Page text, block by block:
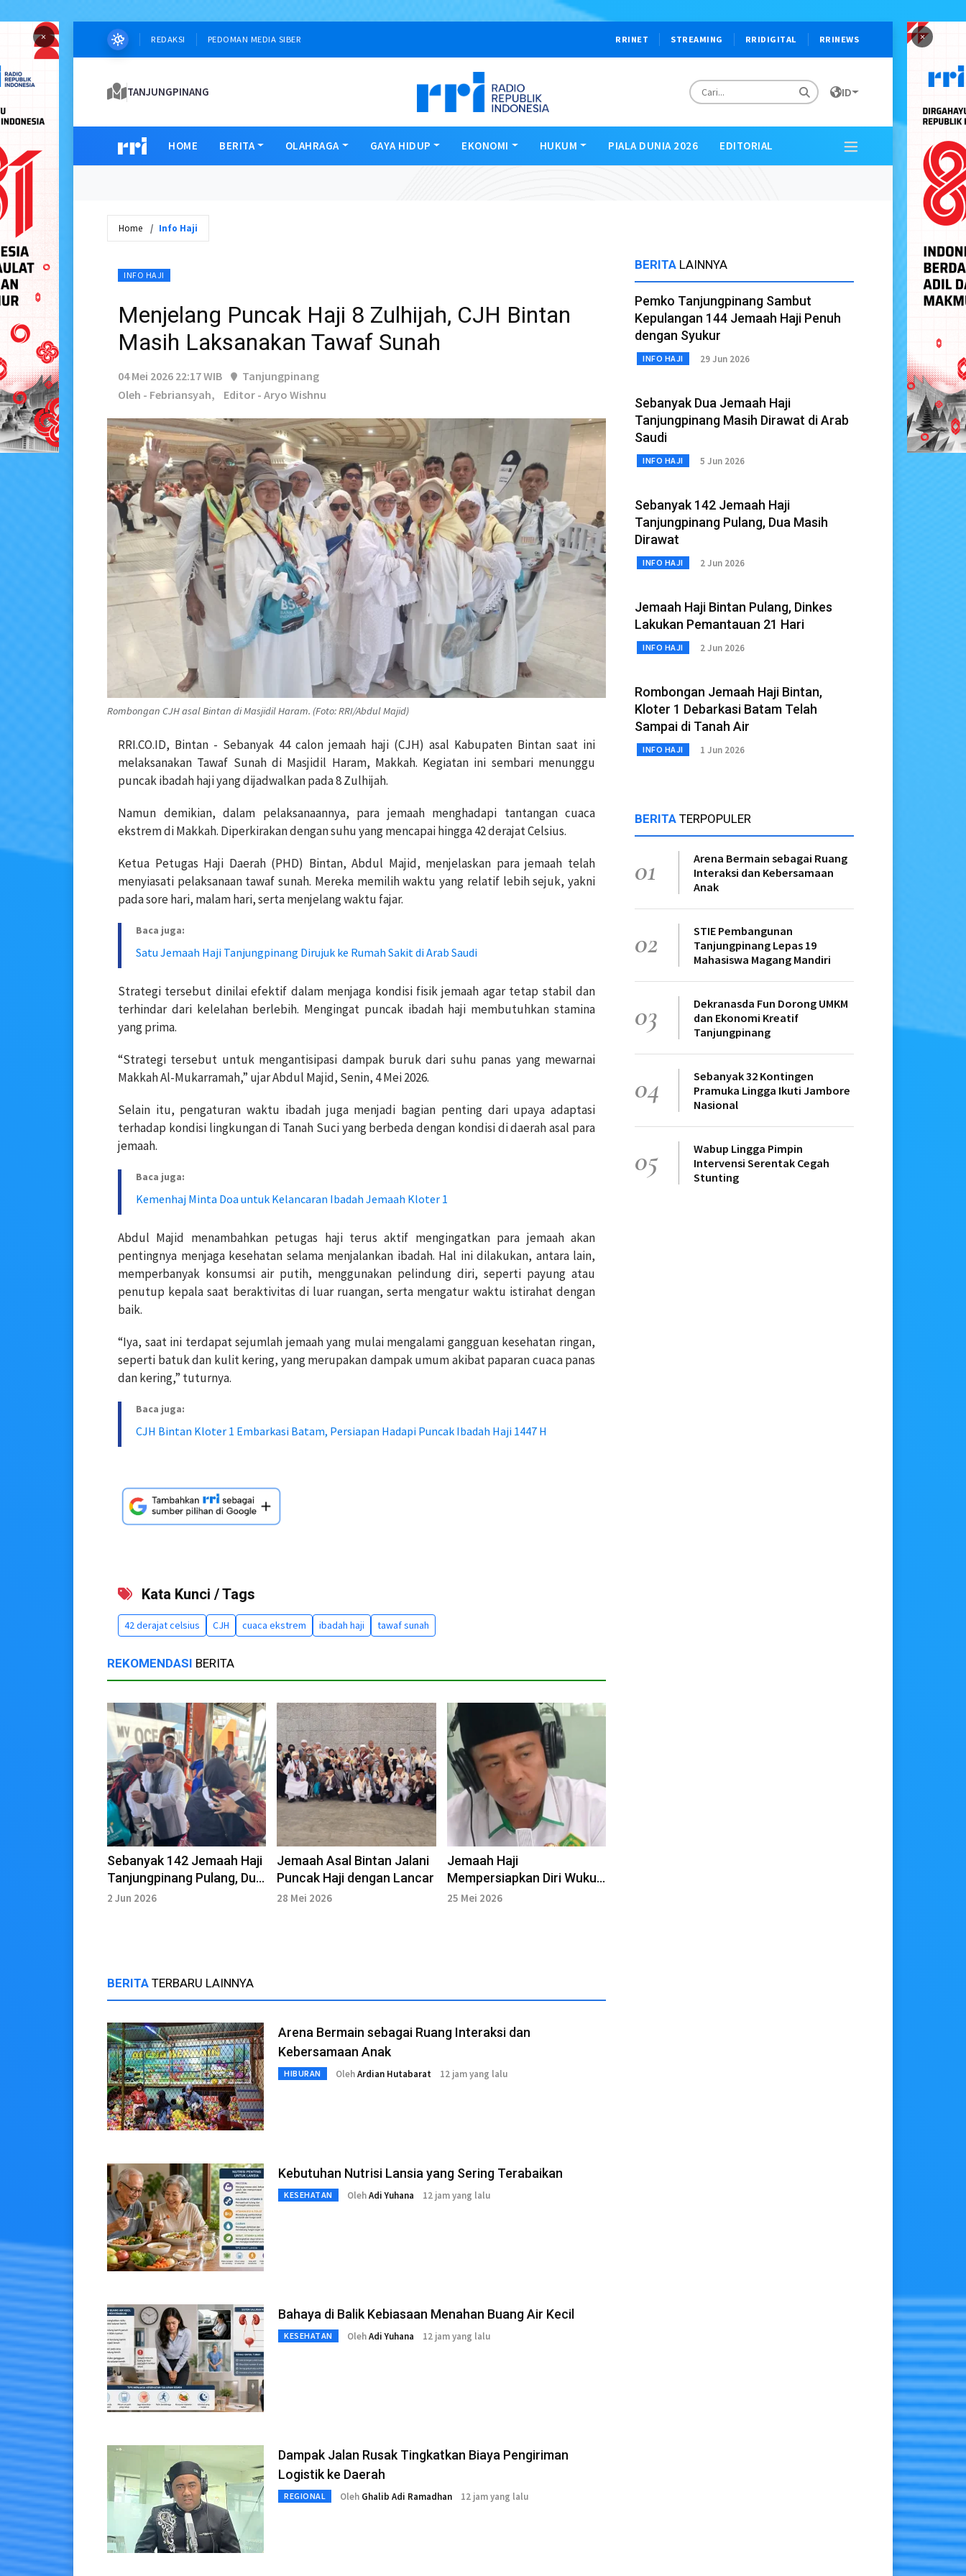
× ×
REDAKSI PEDOMAN MEDIA SIBER RRINET STREAMING RRIDIGITAL RRINEWS
TANJUNGPINANG ID
HOME BERITA OLAHRAGA GAYA HIDUP EKONOMI HUKUM PIALA DUNIA 2026 EDITORIAL
Home Info Haji
INFO HAJI
Menjelang Puncak Haji 8 Zulhijah, CJH Bintan
Masih Laksanakan Tawaf Sunah
04 Mei 2026 22:17 WIB
Tanjungpinang
Oleh - Febriansyah,
Editor - Aryo Wishnu
Rombongan CJH asal Bintan di Masjidil Haram. (Foto: RRI/Abdul Majid)
RRI.CO.ID, Bintan - Sebanyak 44 calon jemaah haji (CJH) asal Kabupaten Bintan saat ini
melaksanakan Tawaf Sunah di Masjidil Haram, Makkah. Kegiatan ini sembari menunggu
puncak ibadah haji yang dijadwalkan pada 8 Zulhijah.
Namun demikian, dalam pelaksanaannya, para jemaah menghadapi tantangan cuaca
ekstrem di Makkah. Diperkirakan dengan suhu yang mencapai hingga 42 derajat Celsius.
Ketua Petugas Haji Daerah (PHD) Bintan, Abdul Majid, menjelaskan para jemaah telah
menyiasati pelaksanaan tawaf sunah. Mereka memilih waktu yang relatif lebih sejuk, yakni
pada sore hari, malam hari, serta menjelang waktu fajar.
Baca juga:
Satu Jemaah Haji Tanjungpinang Dirujuk ke Rumah Sakit di Arab Saudi
Strategi tersebut dinilai efektif dalam menjaga kondisi fisik jemaah agar tetap stabil dan
terhindar dari kelelahan berlebih. Mengingat puncak ibadah haji membutuhkan stamina
yang prima.
“Strategi tersebut untuk mengantisipasi dampak buruk dari suhu panas yang mewarnai
Makkah Al-Mukarramah,” ujar Abdul Majid, Senin, 4 Mei 2026.
Selain itu, pengaturan waktu ibadah juga menjadi bagian penting dari upaya adaptasi
terhadap kondisi lingkungan di Tanah Suci yang berbeda dengan kondisi di daerah asal para
jemaah.
Baca juga:
Kemenhaj Minta Doa untuk Kelancaran Ibadah Jemaah Kloter 1
Abdul Majid menambahkan petugas haji terus aktif mengingatkan para jemaah akan
pentingnya menjaga kesehatan selama menjalankan ibadah. Hal ini dilakukan, antara lain,
memperbanyak konsumsi air putih, menggunakan pelindung diri, seperti payung atau
penutup kepala saat beraktivitas di luar ruangan, serta mengatur waktu istirahat dengan
baik.
“Iya, saat ini terdapat sejumlah jemaah yang mulai mengalami gangguan kesehatan ringan,
seperti batuk dan kulit kering, yang merupakan dampak umum akibat paparan cuaca panas
dan kering,” tuturnya.
Baca juga:
CJH Bintan Kloter 1 Embarkasi Batam, Persiapan Hadapi Puncak Ibadah Haji 1447 H
Kata Kunci / Tags
42 derajat celsius CJH cuaca ekstrem ibadah haji tawaf sunah
REKOMENDASI BERITA
Sebanyak 142 Jemaah Haji
Tanjungpinang Pulang, Dua
Masih Dirawat
2 Jun 2026
Jemaah Asal Bintan Jalani
Puncak Haji dengan Lancar
28 Mei 2026
Jemaah Haji
Mempersiapkan Diri Wukuf
di Arafah
25 Mei 2026
BERITA TERBARU LAINNYA
Arena Bermain sebagai Ruang Interaksi dan
Kebersamaan Anak
HIBURAN OlehArdian Hutabarat 12 jam yang lalu
Kebutuhan Nutrisi Lansia yang Sering Terabaikan
KESEHATAN OlehAdi Yuhana 12 jam yang lalu
Bahaya di Balik Kebiasaan Menahan Buang Air Kecil
KESEHATAN OlehAdi Yuhana 12 jam yang lalu
Dampak Jalan Rusak Tingkatkan Biaya Pengiriman
Logistik ke Daerah
REGIONAL Oleh Ghalib Adi Ramadhan 12 jam yang lalu
BERITA LAINNYA
Pemko Tanjungpinang Sambut
Kepulangan 144 Jemaah Haji Penuh
dengan Syukur
INFO HAJI 29 Jun 2026
Sebanyak Dua Jemaah Haji
Tanjungpinang Masih Dirawat di Arab
Saudi
INFO HAJI 5 Jun 2026
Sebanyak 142 Jemaah Haji
Tanjungpinang Pulang, Dua Masih
Dirawat
INFO HAJI 2 Jun 2026
Jemaah Haji Bintan Pulang, Dinkes
Lakukan Pemantauan 21 Hari
INFO HAJI 2 Jun 2026
Rombongan Jemaah Haji Bintan,
Kloter 1 Debarkasi Batam Telah
Sampai di Tanah Air
INFO HAJI 1 Jun 2026
BERITA TERPOPULER
01
Arena Bermain sebagai Ruang
Interaksi dan Kebersamaan
Anak
02
STIE Pembangunan
Tanjungpinang Lepas 19
Mahasiswa Magang Mandiri
03
Dekranasda Fun Dorong UMKM
dan Ekonomi Kreatif
Tanjungpinang
04
Sebanyak 32 Kontingen
Pramuka Lingga Ikuti Jambore
Nasional
05
Wabup Lingga Pimpin
Intervensi Serentak Cegah
Stunting